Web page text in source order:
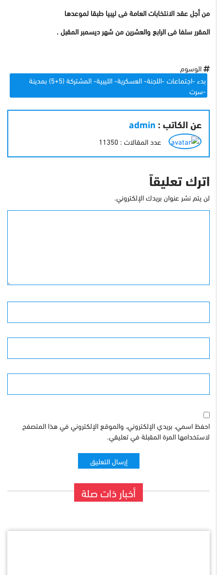
من أجل عقد الانتخابات العامة فى ليبيا طبقا لموعدها
المقرر سلفا فى الرابع والعشرين من شهر ديسمبر المقبل .
الوسوم
بدء -اجتماعات -اللجنة- العسكرية- الليبية- المشتركة (5+5) بمدينة
-سرت
عن الكاتب : admin
عدد المقالات : 11350
اترك تعليقاً
لن يتم نشر عنوان بريدك الإلكتروني.
احفظ اسمي، بريدي الإلكتروني، والموقع الإلكتروني في هذا المتصفح
لاستخدامها المرة المقبلة في تعليقي.
أخبار ذات صلة